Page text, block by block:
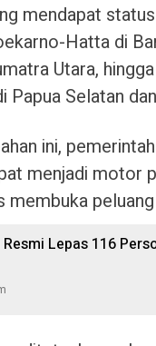
mendapat
Hatta di
Utara,
Selatan
ini,
menjadi motor
membuka
Lepas 116